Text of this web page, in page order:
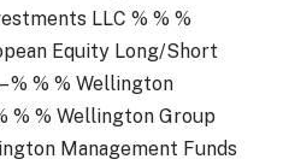
LLC % % %
Equity Long/Short
% % % Wellington
% % Wellington Group
Management Funds